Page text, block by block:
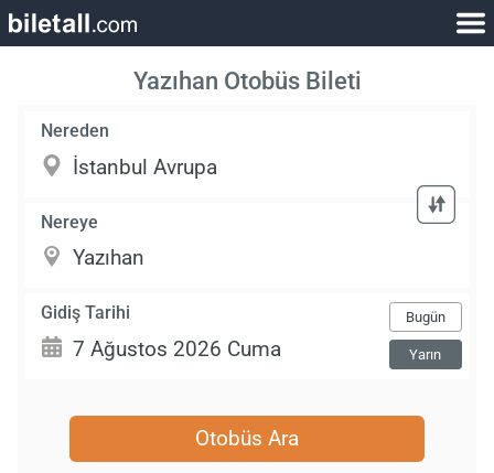
Yazıhan Otobüs Bileti
Nereden
Nereye
Gidiş Tarihi Bugün
Yarın
Otobüs Ara